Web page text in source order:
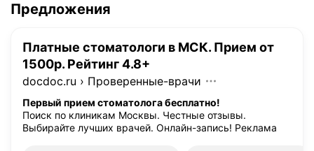
Предложения
Платные стоматологи в МСК. Прием от
1500р. Рейтинг 4.8+
docdoc.ru › Проверенные-врачи
Первый прием стоматолога бесплатно!
Поиск по клиникам Москвы. Честные отзывы.
Выбирайте лучших врачей. Онлайн-запись! Реклама